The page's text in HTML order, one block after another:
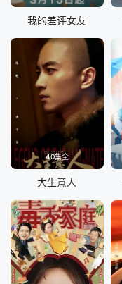
我的差评女友
40集全
大生意人